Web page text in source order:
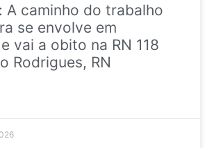
A caminho do trabalho
se envolve em
vai a obito na RN 118
Rodrigues, RN